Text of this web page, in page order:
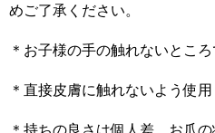
めご了承ください。
＊お子様の手の触れないとこ
＊直接皮膚に触れないよう使用
＊持ちの良さは個人差、お爪